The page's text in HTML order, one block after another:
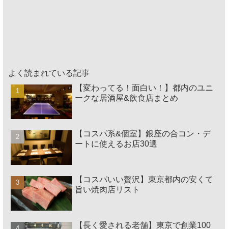
よく読まれている記事
【変わってる！面白い！】都内のユニ
ークな居酒屋&飲食店まとめ
【コスパ系&個室】銀座の合コン・デ
ートに使えるお店30選
【コスパいい贅沢】東京都内の安くて
旨い焼肉店リスト
【長く愛される老舗】東京で創業100